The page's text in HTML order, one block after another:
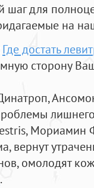
шаг для
на
Где достать
сторону
Мориамин
вернут
омолодят
.